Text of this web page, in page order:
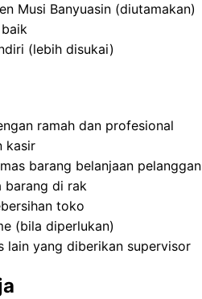
Musi Banyuasin (diutamakan)
(lebih disukai)
ramah dan profesional
kasir
barang belanjaan pelanggan
barang di rak
toko
(bila diperlukan)
lain yang diberikan supervisor